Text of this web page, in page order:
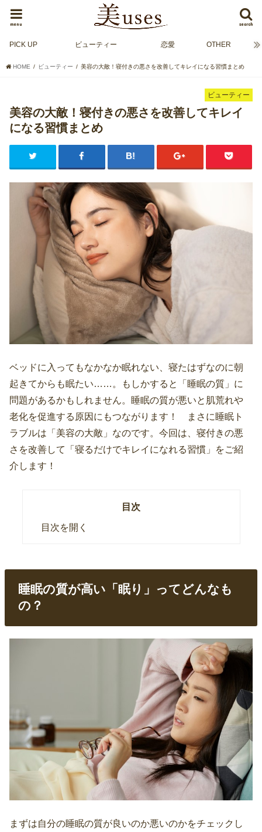
search
menu
PICK UP ビューティー 恋愛 OTHER
HOME ビューティー 美容の大敵！寝付きの悪さを改善してキレイになる習慣まとめ
ビューティー
美容の大敵！寝付きの悪さを改善してキレイ
になる習慣まとめ
ベッドに入ってもなかなか眠れない、寝たはずなのに朝
起きてからも眠たい……。もしかすると「睡眠の質」に
問題があるかもしれません。睡眠の質が悪いと肌荒れや
老化を促進する原因にもつながります！ まさに睡眠ト
ラブルは「美容の大敵」なのです。今回は、寝付きの悪
さを改善して「寝るだけでキレイになれる習慣」をご紹
介します！
目次
目次を開く
睡眠の質が高い「眠り」ってどんなも
の？
まずは自分の睡眠の質が良いのか悪いのかをチェックし